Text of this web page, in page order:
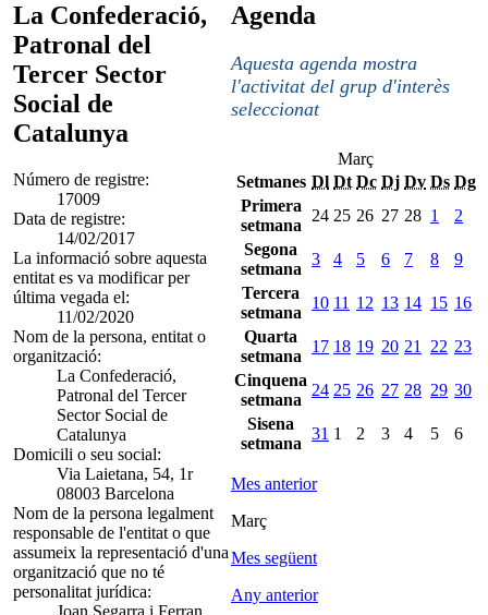
La Confederació,
Patronal del
Tercer Sector
Social de
Catalunya
Número de registre:
17009
Data de registre:
14/02/2017
La informació sobre aquesta
entitat es va modificar per
última vegada el:
11/02/2020
Nom de la persona, entitat o
organització:
La Confederació,
Patronal del Tercer
Sector Social de
Catalunya
Domicili o seu social:
Via Laietana, 54, 1r
08003 Barcelona
Nom de la persona legalment
responsable de l'entitat o que
assumeix la representació d'una
organització que no té
personalitat jurídica:
Joan Segarra i Ferran
Agenda
Aquesta agenda mostra
l'activitat del grup d'interès
seleccionat
Març
Setmanes Dl Dt Dc Dj Dv Ds Dg
Primera
setmana
24 25 26 27 28 1
2
Segona
setmana
3 4 5 6 7 8
9
Tercera
setmana
10 11 12 13 14 15 16
Quarta
setmana
17 18 19 20 21 22 23
Cinquena
setmana
24 25 26 27 28 29 30
Sisena
setmana
31 1 2 3 4 5 6
Mes anterior
Març
Mes següent
Any anterior